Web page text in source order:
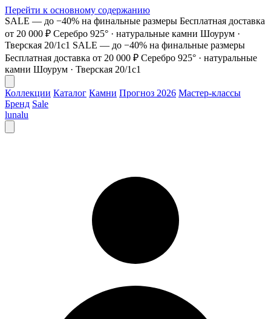
Перейти к основному содержанию
SALE — до −40% на финальные размеры Бесплатная доставка
от 20 000 ₽ Серебро 925° · натуральные камни Шоурум ·
Тверская 20/1с1 SALE — до −40% на финальные размеры
Бесплатная доставка от 20 000 ₽ Серебро 925° · натуральные
камни Шоурум · Тверская 20/1с1
Коллекции Каталог Камни Прогноз 2026 Мастер-классы
Бренд Sale
lunalu